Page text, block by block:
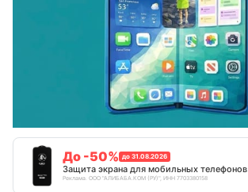
До -50% до 31.08.2026
Защита экрана для мобильных телефонов
Реклама. ООО "АЛИБАБА.КОМ (РУ)", ИНН 7703380158